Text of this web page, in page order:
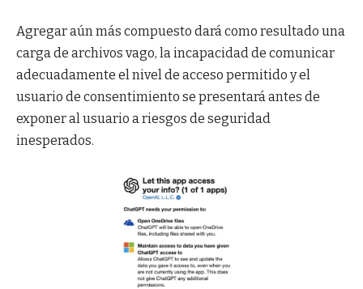
Agregar aún más compuesto dará como resultado una
carga de archivos vago, la incapacidad de comunicar
adecuadamente el nivel de acceso permitido y el
usuario de consentimiento se presentará antes de
exponer al usuario a riesgos de seguridad
inesperados.